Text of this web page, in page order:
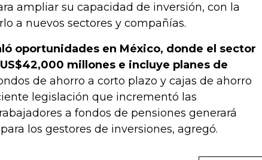
ampliar su capacidad de inversión, con la
a nuevos sectores y compañías.
oportunidades en México, donde el sector
millones e incluye planes de
de ahorro a corto plazo y cajas de ahorro
legislación que incrementó las
a fondos de pensiones generará
los gestores de inversiones, agregó.